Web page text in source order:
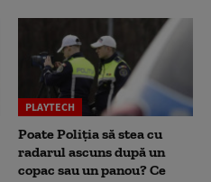
PLAYTECH
Poate Poliția să stea cu
radarul ascuns după un
copac sau un panou? Ce